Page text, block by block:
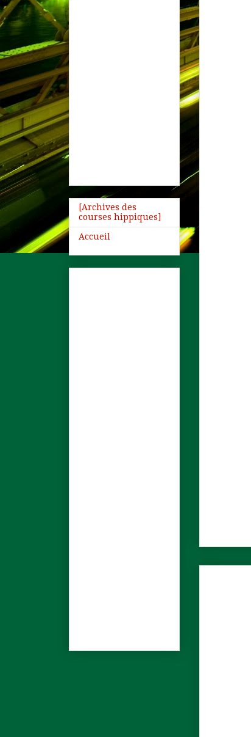
[Archives des
courses hippiques]
Accueil